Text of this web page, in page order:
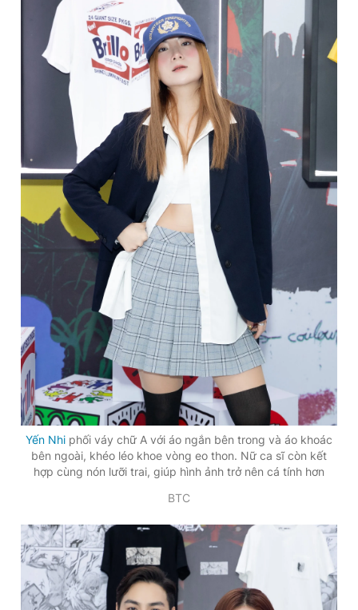
Yến Nhi phối váy chữ A với áo ngắn bên trong và áo khoác
bên ngoài, khéo léo khoe vòng eo thon. Nữ ca sĩ còn kết
hợp cùng nón lưỡi trai, giúp hình ảnh trở nên cá tính hơn
BTC